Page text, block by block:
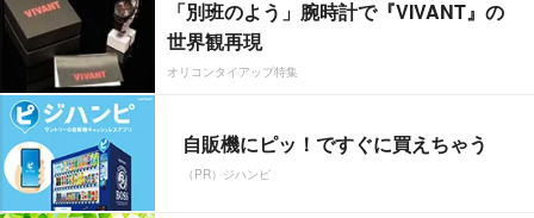
「別班のよう」腕時計で『VIVANT』の
世界観再現
オリコンタイアップ特集
自販機にピッ！ですぐに買えちゃう
（PR）ジハンピ